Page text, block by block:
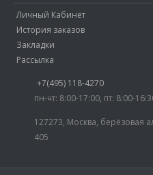
Личный Кабинет
История заказов
Закладки
Рассылка
+7(495) 118-4270
пн-чт: 8:00-17:00, пт: 8:00-
127273, Москва, берёзовая
405